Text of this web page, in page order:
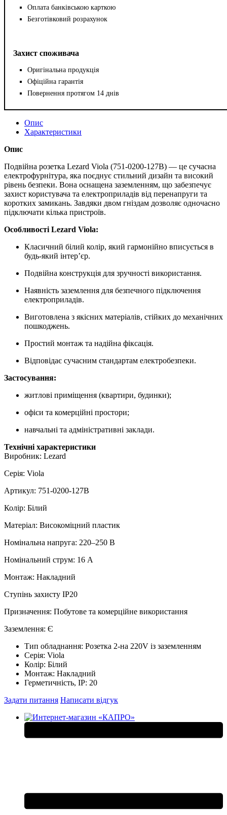
Оплата банківською карткою
Безготівковий розрахунок
Захист споживача
Оригінальна продукція
Офіційна гарантія
Повернення протягом 14 днів
Опис
Характеристики
Опис
Подвійна розетка Lezard Viola (751-0200-127B) — це сучасна
електрофурнітура, яка поєднує стильний дизайн та високий
рівень безпеки. Вона оснащена заземленням, що забезпечує
захист користувача та електроприладів від перенапруги та
коротких замикань. Завдяки двом гніздам дозволяє одночасно
підключати кілька пристроїв.
Особливості Lezard Viola:
Класичний білий колір, який гармонійно вписується в
будь-який інтер’єр.
Подвійна конструкція для зручності використання.
Наявність заземлення для безпечного підключення
електроприладів.
Виготовлена з якісних матеріалів, стійких до механічних
пошкоджень.
Простий монтаж та надійна фіксація.
Відповідає сучасним стандартам електробезпеки.
Застосування:
житлові приміщення (квартири, будинки);
офіси та комерційні простори;
навчальні та адміністративні заклади.
Технічні характеристики
Виробник: Lezard
Серія: Viola
Артикул: 751-0200-127B
Колір: Білий
Матеріал: Високоміцний пластик
Номінальна напруга: 220–250 В
Номінальний струм: 16 А
Монтаж: Накладний
Ступінь захисту IP20
Призначення: Побутове та комерційне використання
Заземлення: Є
Тип обладнання: Розетка 2-на 220V із заземленням
Серія: Viola
Колір: Білий
Монтаж: Накладний
Герметичність, IP: 20
Задати питання Написати відгук